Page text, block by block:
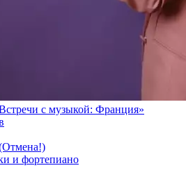
с музыкой: Франция»
и фортепиано